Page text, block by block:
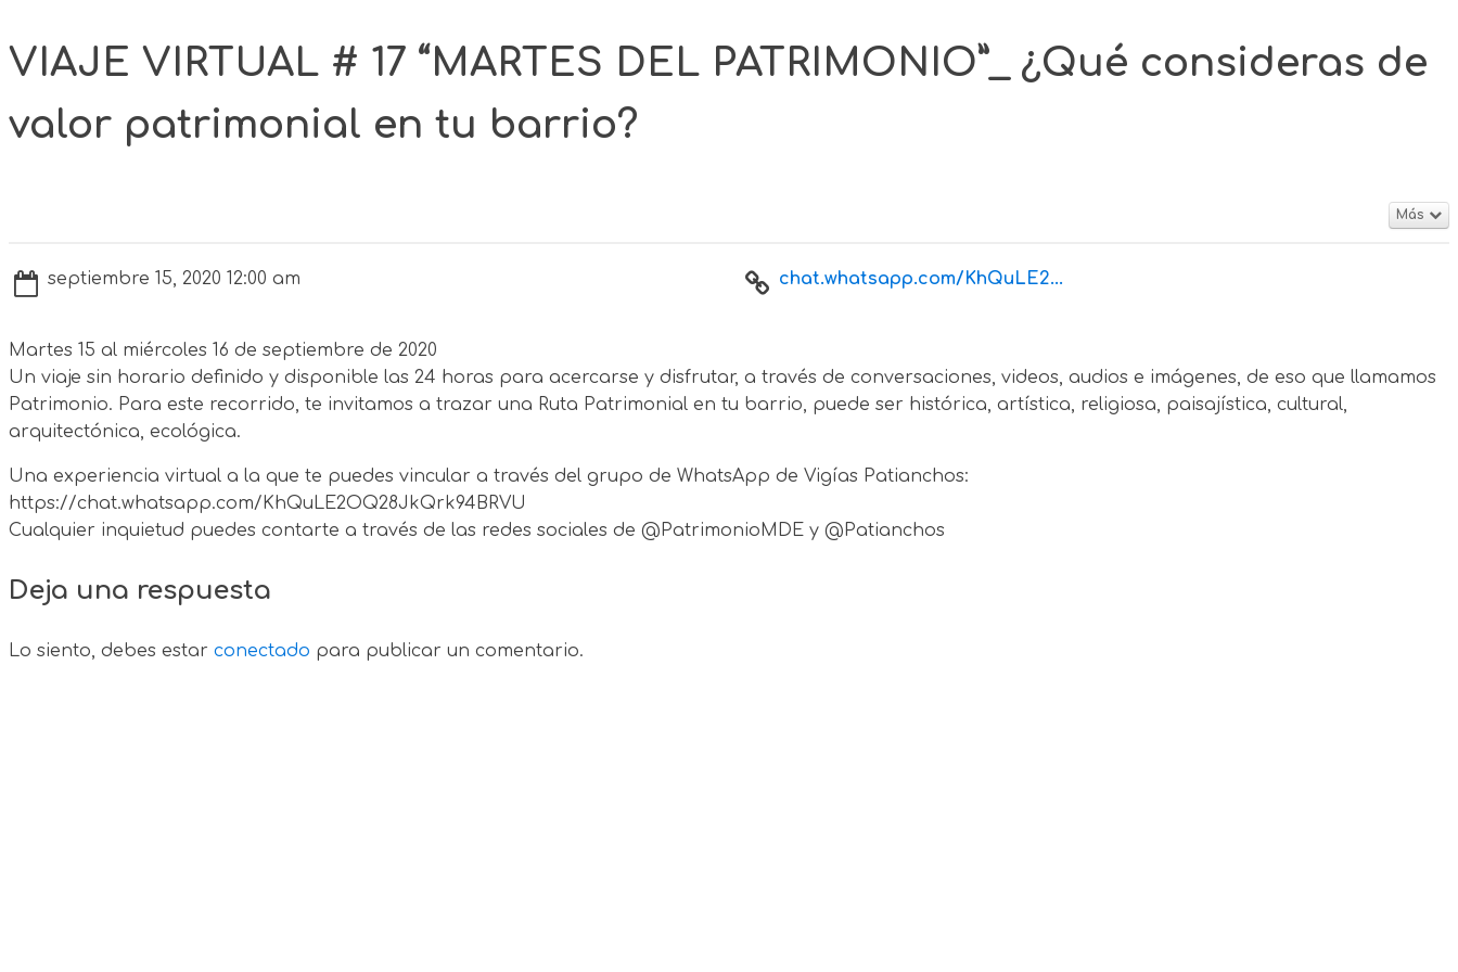
VIAJE VIRTUAL # 17 “MARTES DEL PATRIMONIO”_ ¿Qué consideras de
valor patrimonial en tu barrio?
Más
septiembre 15, 2020 12:00 am chat.whatsapp.com/KhQuLE2...
Martes 15 al miércoles 16 de septiembre de 2020
Un viaje sin horario definido y disponible las 24 horas para acercarse y disfrutar, a través de conversaciones, videos, audios e imágenes, de eso que llamamos
Patrimonio. Para este recorrido, te invitamos a trazar una Ruta Patrimonial en tu barrio, puede ser histórica, artística, religiosa, paisajística, cultural,
arquitectónica, ecológica.
Una experiencia virtual a la que te puedes vincular a través del grupo de WhatsApp de Vigías Patianchos:
https://chat.whatsapp.com/KhQuLE2OQ28JkQrk94BRVU
Cualquier inquietud puedes contarte a través de las redes sociales de @PatrimonioMDE y @Patianchos
Deja una respuesta
Lo siento, debes estar conectado para publicar un comentario.